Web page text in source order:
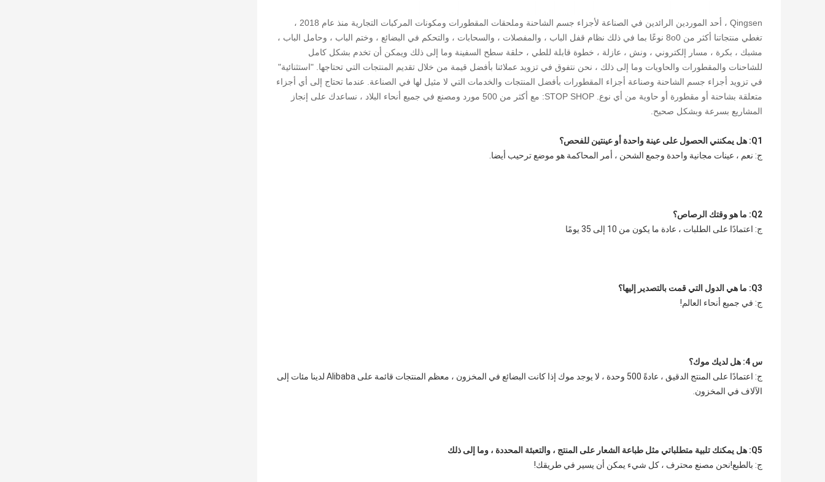
Qingsen ، أحد الموردين الرائدين في الصناعة لأجزاء جسم الشاحنة وملحقات المقطورات ومكونات المركبات التجارية منذ عام 2018 ،
تغطي منتجاتنا أكثر من 8o0 نوعًا بما في ذلك نظام قفل الباب ، والمفصلات ، والسحابات ، والتحكم في البضائع ، وختم الباب ، وحامل الباب ،
مشبك ، بكرة ، مسار إلكتروني ، ونش ، عازلة ، خطوة قابلة للطي ، حلقة سطح السفينة وما إلى ذلك ويمكن أن تخدم بشكل كامل
للشاحنات والمقطورات والحاويات وما إلى ذلك ، نحن نتفوق في تزويد عملائنا بأفضل قيمة من خلال تقديم المنتجات التي تحتاجها. "استثنائية"
في تزويد أجزاء جسم الشاحنة وصناعة أجزاء المقطورات بأفضل المنتجات والخدمات التي لا مثيل لها في الصناعة. عندما تحتاج إلى أي أجزاء
متعلقة بشاحنة أو مقطورة أو حاوية من أي نوع. STOP SHOP: مع أكثر من 500 مورد ومصنع في جميع أنحاء البلاد ، نساعدك على إنجاز
المشاريع بسرعة وبشكل صحيح.
Q1: هل يمكنني الحصول على عينة واحدة أو عينتين للفحص؟
ج: نعم ، عينات مجانية واحدة وجمع الشحن ، أمر المحاكمة هو موضع ترحيب أيضا.
Q2: ما هو وقتك الرصاص؟
ج: اعتمادًا على الطلبات ، عادة ما يكون من 10 إلى 35 يومًا
Q3: ما هي الدول التي قمت بالتصدير إليها؟
ج: في جميع أنحاء العالم!
س 4: هل لديك موك؟
الآلاف في المخزون.
Q5: هل يمكنك تلبية متطلباتي مثل طباعة الشعار على المنتج ، والتعبئة المحددة ، وما إلى ذلك
ج: بالطبع!نحن مصنع محترف ، كل شيء يمكن أن يسير في طريقك!